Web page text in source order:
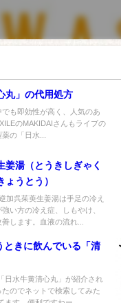
丸」の代用処方
でも即効性が高く、人気のあ
のMAKIDAIさんもライブの
の「日水...
姜湯（とうきしぎゃく
ょうとう）
加呉茱萸生姜湯は手足の冷え
い方の冷え症、しもやけ、
します。血液の流れ...
ときに飲んでいる「清
日水牛黄清心丸」が紹介され
のでネットで検索してみた